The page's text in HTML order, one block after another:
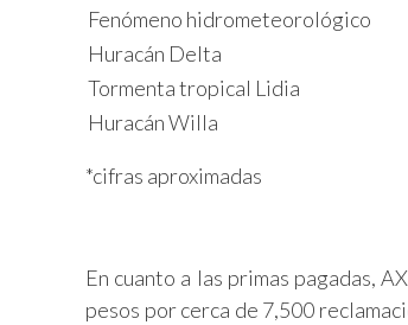
Fenómeno hidrometeorológico
Huracán Delta
Tormenta tropical Lidia
Huracán Willa
*cifras aproximadas
En cuanto a las primas pagadas,
pesos por cerca de 7,500